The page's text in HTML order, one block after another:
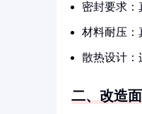
密封要求：
材料耐压：
散热设计：
二、改造